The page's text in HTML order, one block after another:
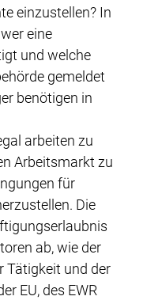
einzustellen? In
eine
und welche
gemeldet
benötigen in
arbeiten zu
Arbeitsmarkt zu
für
Die
ab, wie der
Tätigkeit und der
EU, des EWR